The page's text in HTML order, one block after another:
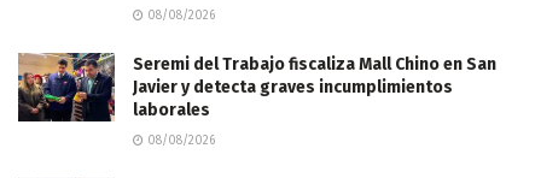
08/08/2026
Seremi del Trabajo fiscaliza Mall Chino en San
Javier y detecta graves incumplimientos
laborales
08/08/2026